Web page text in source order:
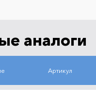
аналоги
Артикул